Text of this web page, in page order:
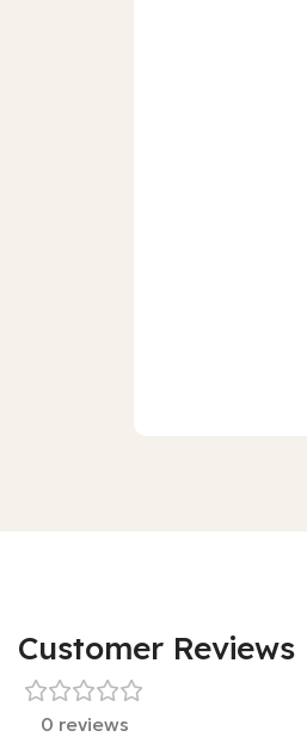
Customer Reviews
0 reviews